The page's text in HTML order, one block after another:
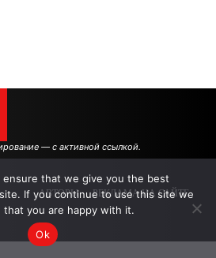
— с активной ссылкой.
АВТОРЫ РЕКЛАМА НА САЙТЕ
ensure that we give you the best
If you continue to use this site we
that you are happy with it.
Ok